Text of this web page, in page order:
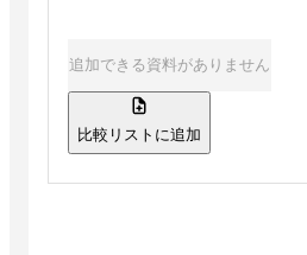
追加できる資料がありません
比較リストに追加